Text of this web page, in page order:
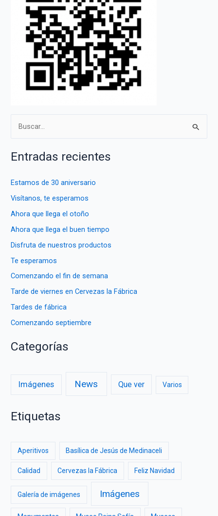
c
r
:
Entradas recientes
Estamos de 30 aniversario
Visítanos, te esperamos
Ahora que llega el otoño
Ahora que llega el buen tiempo
Disfruta de nuestros productos
Te esperamos
Comenzando el fin de semana
Tarde de viernes en Cervezas la Fábrica
Tardes de fábrica
Comenzando septiembre
Categorías
Imágenes News Que ver Varios
Etiquetas
Aperitivos Basílica de Jesús de Medinaceli
Calidad Cervezas la Fábrica Feliz Navidad
Galería de imágenes Imágenes